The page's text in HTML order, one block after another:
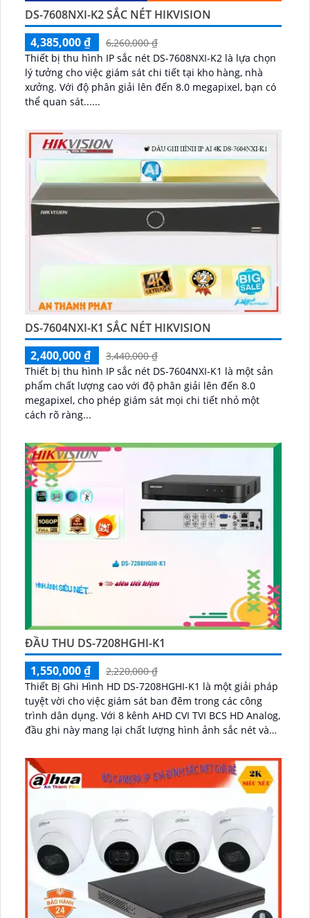
DS-7608NXI-K2 SẮC NÉT HIKVISION
4,385,000 ₫
6,260,000 ₫
Thiết bị thu hình IP sắc nét DS-7608NXI-K2 là lựa chọn
lý tưởng cho việc giám sát chi tiết tại kho hàng, nhà
xưởng. Với độ phân giải lên đến 8.0 megapixel, bạn có
thể quan sát......
DS-7604NXI-K1 SẮC NÉT HIKVISION
2,400,000 ₫
3,440,000 ₫
Thiết bị thu hình IP sắc nét DS-7604NXI-K1 là một sản
phẩm chất lượng cao với độ phân giải lên đến 8.0
megapixel, cho phép giám sát mọi chi tiết nhỏ một
cách rõ ràng...
ĐẦU THU DS-7208HGHI-K1
1,550,000 ₫
2,220,000 ₫
Thiết Bị Ghi Hình HD DS-7208HGHI-K1 là một giải pháp
tuyệt vời cho việc giám sát ban đêm trong các công
trình dân dụng. Với 8 kênh AHD CVI TVI BCS HD Analog,
đầu ghi này mang lại chất lượng hình ảnh sắc nét và